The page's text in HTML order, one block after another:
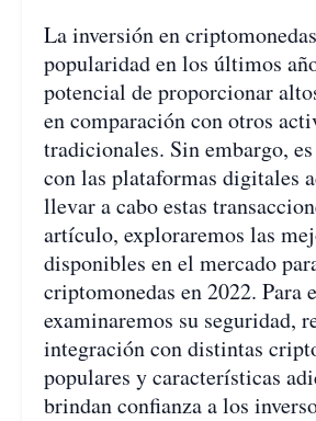
La inversión en
popularidad en los últimos
potencial de proporcionar
en comparación con otros
tradicionales. Sin embargo,
con las plataformas digitales
llevar a cabo estas
artículo, exploraremos las
disponibles en el mercado
criptomonedas en 2022. Para
examinaremos su seguridad,
integración con distintas
populares y características
brindan confianza a los